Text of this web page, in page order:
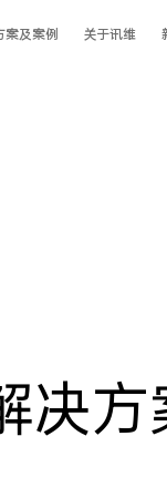
案及案例 关于讯维
决方